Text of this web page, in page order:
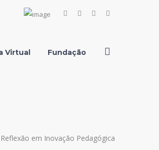
FacebookInstagramYoutube
Virtual Fundação
em Inovação Pedagógica